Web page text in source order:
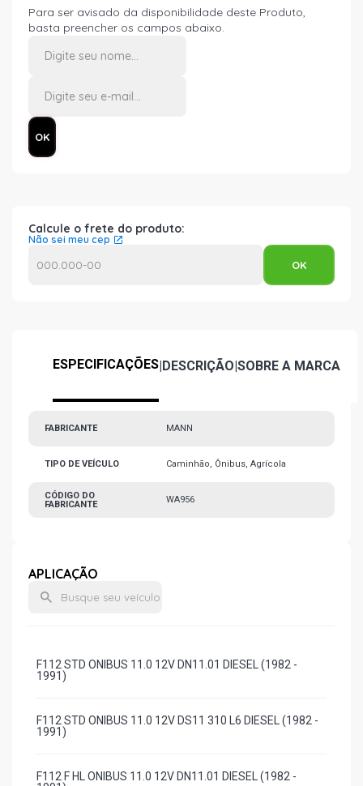
Para ser avisado da disponibilidade deste Produto,
basta preencher os campos abaixo.
Calcule o frete do produto:
Não sei meu cep
ESPECIFICAÇÕES|DESCRIÇÃO|SOBRE A MARCA
FABRICANTE MANN
TIPO DE VEÍCULO Caminhão, Ônibus, Agrícola
CÓDIGO DO
FABRICANTE
WA956
APLICAÇÃO
F112 STD ONIBUS 11.0 12V DN11.01 DIESEL (1982 -
1991)
F112 STD ONIBUS 11.0 12V DS11 310 L6 DIESEL (1982 -
1991)
F112 F HL ONIBUS 11.0 12V DN11.01 DIESEL (1982 -